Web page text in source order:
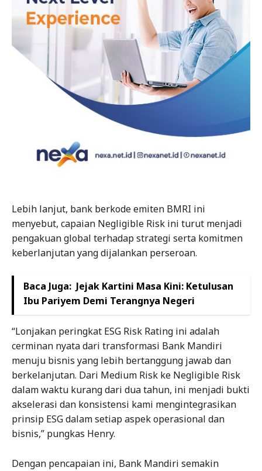
Lebih lanjut, bank berkode emiten BMRI ini
menyebut, capaian Negligible Risk ini turut menjadi
pengakuan global terhadap strategi serta komitmen
keberlanjutan yang dijalankan perseroan.
Baca Juga: Jejak Kartini Masa Kini: Ketulusan
Ibu Pariyem Demi Terangnya Negeri
“Lonjakan peringkat ESG Risk Rating ini adalah
cerminan nyata dari transformasi Bank Mandiri
menuju bisnis yang lebih bertanggung jawab dan
berkelanjutan. Dari Medium Risk ke Negligible Risk
dalam waktu kurang dari dua tahun, ini menjadi bukti
akselerasi dan konsistensi kami mengintegrasikan
prinsip ESG dalam setiap aspek operasional dan
bisnis,” pungkas Henry.
Dengan pencapaian ini, Bank Mandiri semakin